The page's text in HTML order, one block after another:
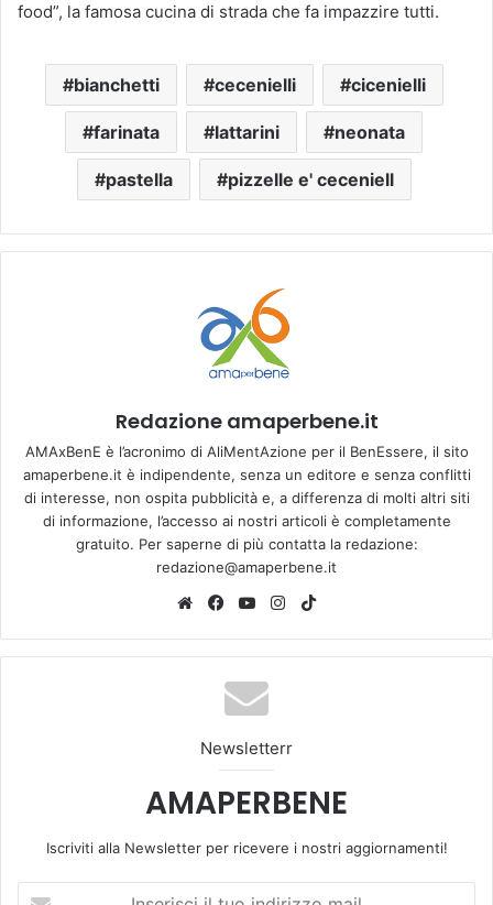
food”, la famosa cucina di strada che fa impazzire tutti.
bianchetti cecenielli cicenielli
farinata lattarini neonata
pastella pizzelle e' ceceniell
Redazione amaperbene.it
AMAxBenE è l’acronimo di AliMentAzione per il BenEssere, il sito
amaperbene.it è indipendente, senza un editore e senza conflitti
di interesse, non ospita pubblicità e, a differenza di molti altri siti
di informazione, l’accesso ai nostri articoli è completamente
gratuito. Per saperne di più contatta la redazione:
redazione@amaperbene.it
We
te
Fa
bo
ok
Yo
Tu
be
Ins
ra
k
Newsletterr
AMAPERBENE
Iscriviti alla Newsletter per ricevere i nostri aggiornamenti!